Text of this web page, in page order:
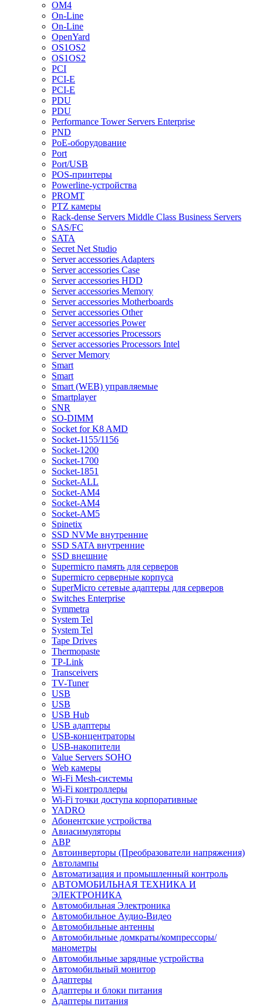
OM4
On-Line
On-Line
OpenYard
OS1OS2
OS1OS2
PCI
PCI-E
PCI-E
PDU
PDU
Performance Tower Servers Enterprise
PND
PoE-оборудование
Port
Port/USB
POS-принтеры
Powerline-устройства
PROMT
PTZ камеры
Rack-dense Servers Middle Class Business Servers
SAS/FC
SATA
Secret Net Studio
Server accessories Adapters
Server accessories Case
Server accessories HDD
Server accessories Memory
Server accessories Motherboards
Server accessories Other
Server accessories Power
Server accessories Processors
Server accessories Processors Intel
Server Memory
Smart
Smart
Smart (WEB) управляемые
Smartplayer
SNR
SO-DIMM
Socket for K8 AMD
Socket-1155/1156
Socket-1200
Socket-1700
Socket-1851
Socket-ALL
Socket-AM4
Socket-AM4
Socket-AM5
Spinetix
SSD NVMe внутренние
SSD SATA внутренние
SSD внешние
Supermicro память для серверов
Supermicro серверные корпуса
SuperMicro сетевые адаптеры для серверов
Switches Enterprise
Symmetra
System Tel
System Tel
Tape Drives
Thermopaste
TP-Link
Transceivers
TV-Tuner
USB
USB
USB Hub
USB адаптеры
USB-концентраторы
USB-накопители
Value Servers SOHO
Web камеры
Wi-Fi Mesh-системы
Wi-Fi контроллеры
Wi-Fi точки доступа корпоративные
YADRO
Абонентские устройства
Авиасимуляторы
АВР
Автоинверторы (Преобразователи напряжения)
Автолампы
Автоматизация и промышленный контроль
АВТОМОБИЛЬНАЯ ТЕХНИКА И
ЭЛЕКТРОНИКА
Автомобильная Электроника
Автомобильное Аудио-Видео
Автомобильные антенны
Автомобильные домкраты/компрессоры/
манометры
Автомобильные зарядные устройства
Автомобильный монитор
Адаптеры
Адаптеры и блоки питания
Адаптеры питания